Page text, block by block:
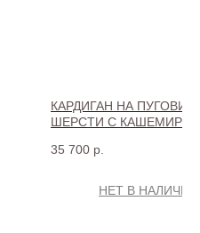
КАРДИГАН НА
ШЕРСТИ С
35 700 р.
НЕТ В НАЛИЧИИ